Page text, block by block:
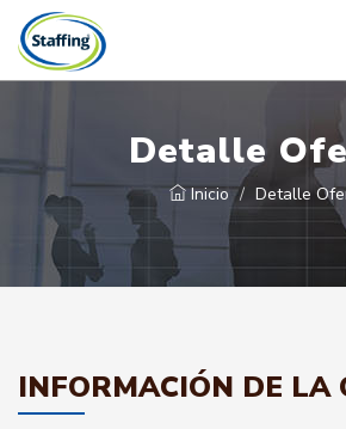
Detalle
Inicio Detalle
INFORMACIÓN DE LA